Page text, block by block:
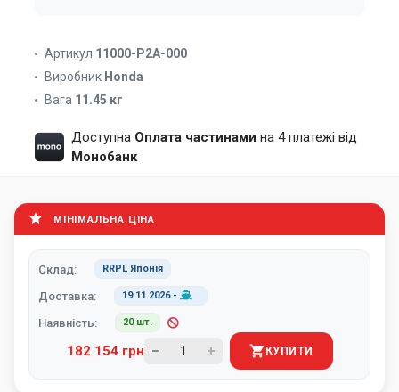
Артикул 11000-P2A-000
Виробник Honda
Вага 11.45 кг
Доступна Оплата частинами на 4 платежі від
Монобанк
МІНІМАЛЬНА ЦІНА
Склад: RRPL Японія
Доставка: 19.11.2026-
Наявність: 20 шт.
182 154 грн КУПИТИ